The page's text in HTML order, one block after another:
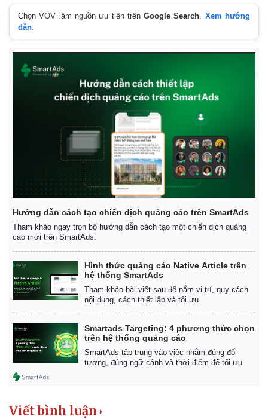
Chọn VOV làm nguồn ưu tiên trênGoogle Search. Xem hướng
dẫn.
Hướng dẫn cách tạo chiến dịch quảng cáo trên SmartAds
Tham khảo ngay trọn bộ hướng dẫn cách tạo một chiến dịch quảng
cáo mới trên SmartAds.
Hình thức quảng cáo Native Article trên
hệ thống SmartAds
Tham khảo bài viết sau để nắm vị trí, quy cách
nội dung, cách thiết lập và tối ưu.
Smartads Targeting: 4 phương thức chọn
trên hệ thống quảng cáo
SmartAds tập trung vào việc nhắm đúng đối
tượng, đúng ngữ cảnh và thời điểm để tối ưu.
Viết bình luận